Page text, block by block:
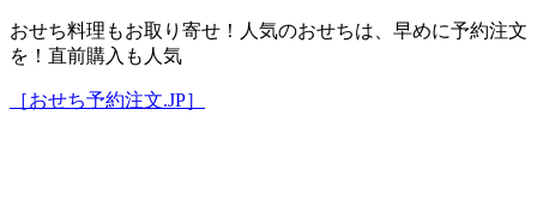
おせち料理もお取り寄せ！人気のおせちは、早めに予約注文
を！直前購入も人気
［おせち予約注文.JP］